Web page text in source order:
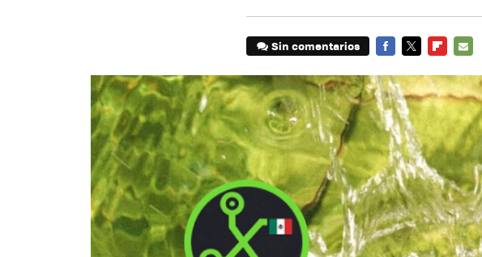
Sin comentarios
MAIL